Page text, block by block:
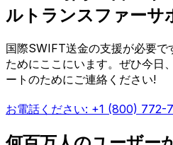
ルトランスファーサ
国際SWIFT送金の支援が必要で
ためにここにいます。ぜひ今日
ートのためにご連絡ください!
お電話ください: +1 (800) 772-